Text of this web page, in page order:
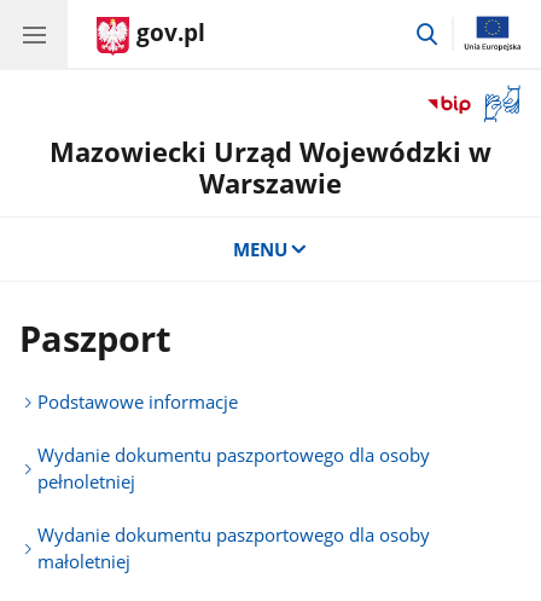
gov.pl
przejdź
okno
z
Mazowiecki Urząd Wojewódzki w
Warszawie
MENU
Paszport
Podstawowe informacje
Wydanie dokumentu paszportowego dla osoby
pełnoletniej
Wydanie dokumentu paszportowego dla osoby
małoletniej